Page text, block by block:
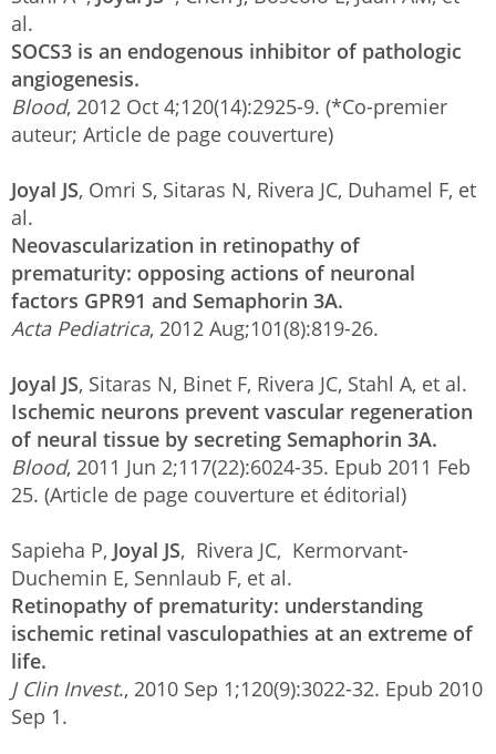
al.
SOCS3 is an endogenous inhibitor of pathologic
angiogenesis.
Blood, 2012 Oct 4;120(14):2925-9. (*Co-premier
auteur; Article de page couverture)
Joyal JS, Omri S, Sitaras N, Rivera JC, Duhamel F, et
al.
Neovascularization in retinopathy of
prematurity: opposing actions of neuronal
factors GPR91 and Semaphorin 3A.
Acta Pediatrica, 2012 Aug;101(8):819-26.
Joyal JS, Sitaras N, Binet F, Rivera JC, Stahl A, et al.
Ischemic neurons prevent vascular regeneration
of neural tissue by secreting Semaphorin 3A.
Blood, 2011 Jun 2;117(22):6024-35. Epub 2011 Feb
25. (Article de page couverture et éditorial)
Sapieha P, Joyal JS, Rivera JC, Kermorvant-
Duchemin E, Sennlaub F, et al.
Retinopathy of prematurity: understanding
ischemic retinal vasculopathies at an extreme of
life.
J Clin Invest., 2010 Sep 1;120(9):3022-32. Epub 2010
Sep 1.